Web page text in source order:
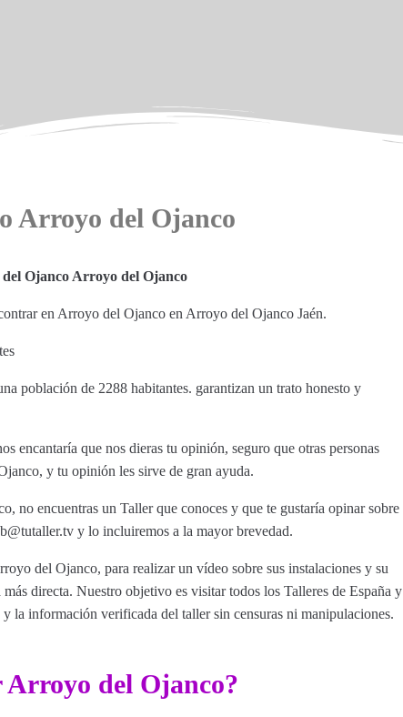
Arroyo del Ojanco
Ojanco Arroyo del Ojanco
en Arroyo del Ojanco en Arroyo del Ojanco Jaén.
población de 2288 habitantes. garantizan un trato honesto y
encantaría que nos dieras tu opinión, seguro que otras personas
y tu opinión les sirve de gran ayuda.
no encuentras un Taller que conoces y que te gustaría opinar sobre
y lo incluiremos a la mayor brevedad.
del Ojanco, para realizar un vídeo sobre sus instalaciones y su
directa. Nuestro objetivo es visitar todos los Talleres de España y
la información verificada del taller sin censuras ni manipulaciones.
Arroyo del Ojanco?